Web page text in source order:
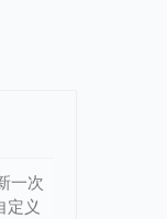
一次
定义